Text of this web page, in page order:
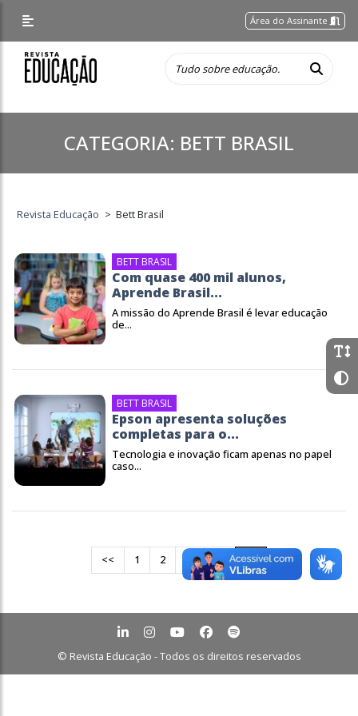
Área do Assinante
CATEGORIA: BETT BRASIL
Revista Educação > Bett Brasil
BETT BRASIL
Com quase 400 mil alunos,
Aprende Brasil...
A missão do Aprende Brasil é levar educação
de...
BETT BRASIL
Epson apresenta soluções
completas para o...
Tecnologia e inovação ficam apenas no papel
caso...
<< 1 2 … 22 23
© Revista Educação - Todos os direitos reservados